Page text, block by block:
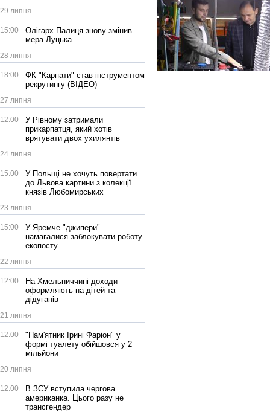
29 липня
15:00
Олігарх Палиця знову змінив
мера Луцька
28 липня
18:00
ФК "Карпати" став інструментом
рекрутингу (ВІДЕО)
27 липня
12:00
У Рівному затримали
прикарпатця, який хотів
врятувати двох ухилянтів
24 липня
15:00
У Польщі не хочуть повертати
до Львова картини з колекції
князів Любомирських
23 липня
15:00
У Яремче "джипери"
намагалися заблокувати роботу
екопосту
22 липня
12:00
На Хмельниччині доходи
оформляють на дітей та
дідуганів
21 липня
12:00
"Пам'ятник Ірині Фаріон" у
формі туалету обійшовся у 2
мільйони
20 липня
12:00
В ЗСУ вступила чергова
американка. Цього разу не
трансгендер